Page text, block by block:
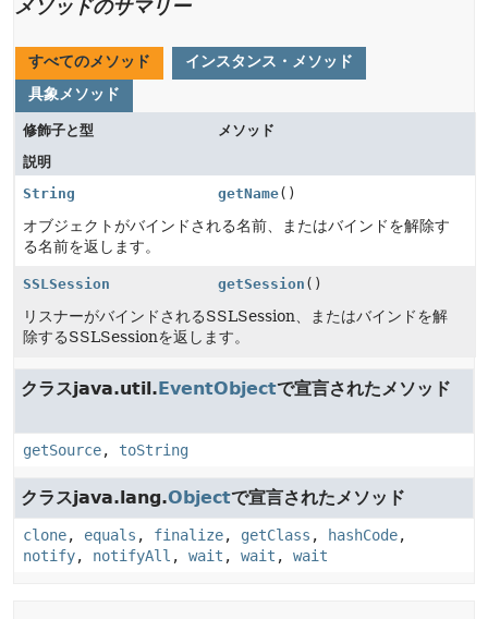
メソッドのサマリー
すべてのメソッド
インスタンス・メソッド
具象メソッド
修飾子と型
メソッド
説明
String
getName()
オブジェクトがバインドされる名前、またはバインドを解除す
る名前を返します。
SSLSession getSession ()
リスナーがバインドされるSSLSession、またはバインドを解
除するSSLSessionを返します。
クラスjava.util.EventObjectで宣言されたメソッド
getSource, toString
クラスjava.lang.Objectで宣言されたメソッド
clone, equals , finalize, getClass , hashCode,
notify, notifyAll , wait , wait , wait